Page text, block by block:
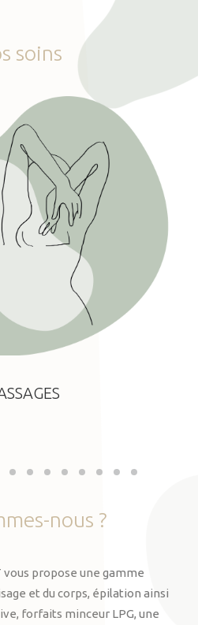
soins
nous ?
vous propose une gamme
et du corps, épilation ainsi
forfaits minceur LPG, une